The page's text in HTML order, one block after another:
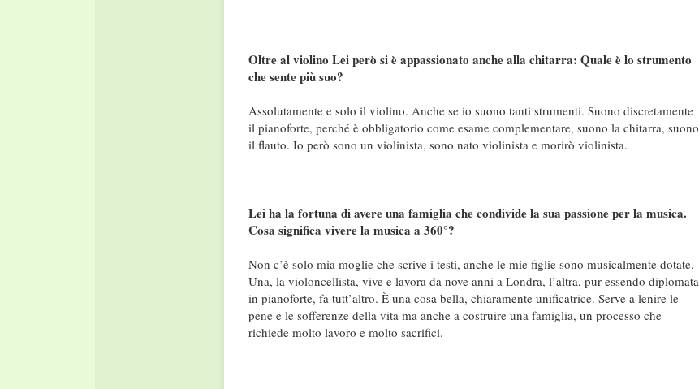
Oltre al violino Lei però si è appassionato anche alla chitarra: Quale è lo strumento
che sente più suo?
Assolutamente e solo il violino. Anche se io suono tanti strumenti. Suono discretamente
il pianoforte, perché è obbligatorio come esame complementare, suono la chitarra, suono
il flauto. Io però sono un violinista, sono nato violinista e morirò violinista.
Lei ha la fortuna di avere una famiglia che condivide la sua passione per la musica.
Cosa significa vivere la musica a 360°?
Non c’è solo mia moglie che scrive i testi, anche le mie figlie sono musicalmente dotate.
Una, la violoncellista, vive e lavora da nove anni a Londra, l’altra, pur essendo diplomata
in pianoforte, fa tutt’altro. È una cosa bella, chiaramente unificatrice. Serve a lenire le
pene e le sofferenze della vita ma anche a costruire una famiglia, un processo che
richiede molto lavoro e molto sacrifici.